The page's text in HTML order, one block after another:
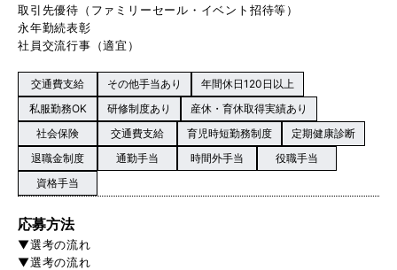
取引先優待（ファミリーセール・イベント招待等）
永年勤続表彰
社員交流行事（適宜）
交通費支給 その他手当あり
年間休日120日以上
私服勤務OK
研修制度あり
産休・育休取得実績あり
社会保険
交通費支給 育児時短勤務制度
定期健康診断
退職金制度
通勤手当 時間外手当
役職手当
資格手当
応募方法
▼選考の流れ
▼選考の流れ